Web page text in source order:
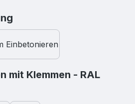
Einbetonieren
mit Klemmen - RAL